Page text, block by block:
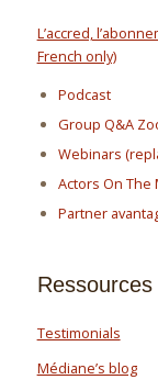
L’accred,
French only)
Podcast
Group Q&A
Webinars
Actors On The
Partner
Ressources
Testimonials
Médiane’s blog